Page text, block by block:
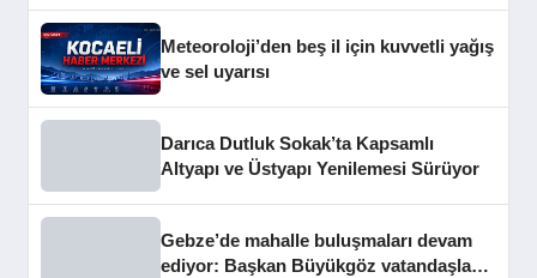
Meteoroloji’den beş il için kuvvetli yağış
ve sel uyarısı
Darıca Dutluk Sokak’ta Kapsamlı
Altyapı ve Üstyapı Yenilemesi Sürüyor
Gebze’de mahalle buluşmaları devam
ediyor: Başkan Büyükgöz vatandaşları